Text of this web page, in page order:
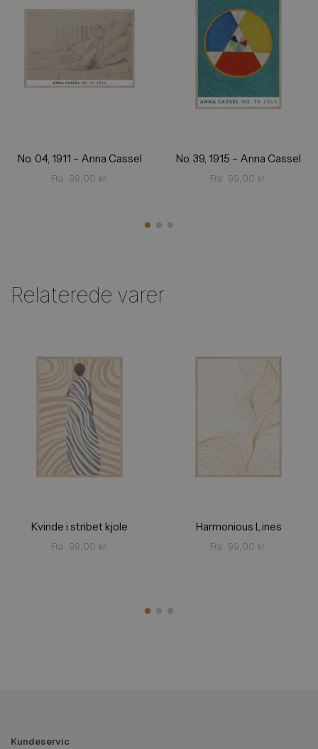
No. 04, 1911 – Anna Cassel
Fra 99,00 kr.
No. 39, 1915 – Anna Cassel
Fra 99,00 kr.
Relaterede varer
Kvinde i stribet kjole
Fra 99,00 kr.
Harmonious Lines
Fra 99,00 kr.
Kundeservic